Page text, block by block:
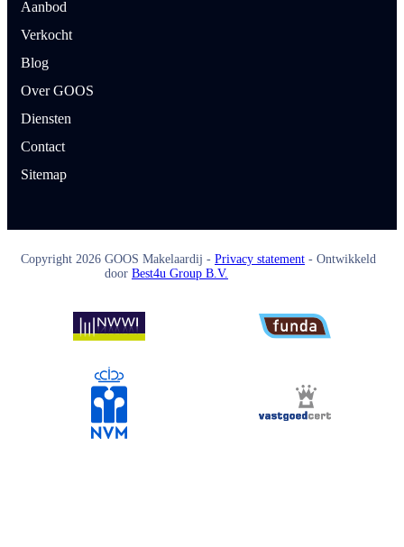
Aanbod
Verkocht
Blog
Over GOOS
Diensten
Contact
Sitemap
Copyright 2026 GOOS Makelaardij - Privacy statement - Ontwikkeld
door Best4u Group B.V.